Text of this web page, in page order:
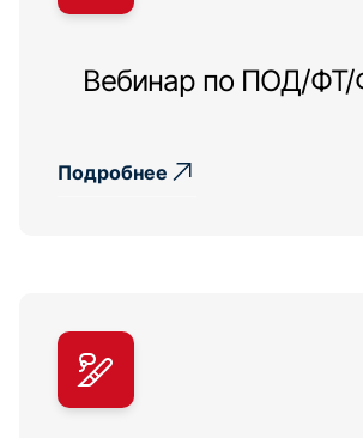
Вебинар по ПОД/
Подробнее